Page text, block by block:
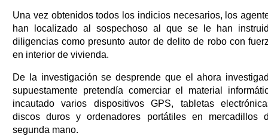
Una vez obtenidos todos los indicios necesarios, los
han localizado al sospechoso al que se le han
diligencias como presunto autor de delito de robo con
en interior de vivienda.
De la investigación se desprende que el ahora
supuestamente pretendía comerciar el material
incautado varios dispositivos GPS, tabletas
discos duros y ordenadores portátiles en mercadillos
segunda mano.